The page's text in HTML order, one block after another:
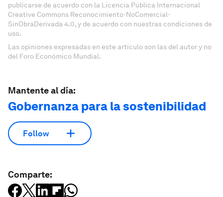
publicarse de acuerdo con la Licencia Pública Internacional
Creative Commons Reconocimiento-NoComercial-
SinObraDerivada 4.0, y de acuerdo con nuestras condiciones de
uso.
Las opiniones expresadas en este artículo son las del autor y no
del Foro Económico Mundial.
Mantente al día:
Gobernanza para la sostenibilidad
Follow
Comparte: